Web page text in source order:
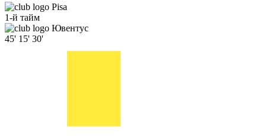
Pisa
1-й тайм
Ювентус
45' 15' 30'